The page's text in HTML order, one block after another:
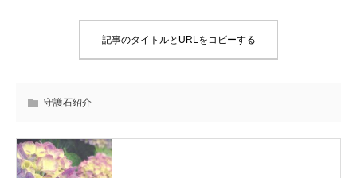
記事のタイトルとURLをコピーする
守護石紹介